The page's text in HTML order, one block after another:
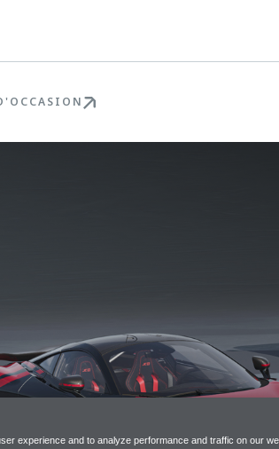
experience and to analyze performance and traffic on our